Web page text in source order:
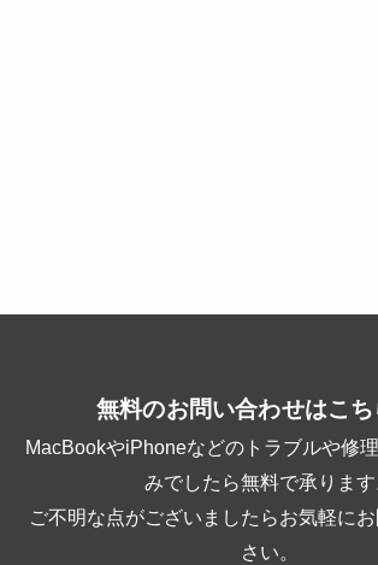
無料のお問い合わせはこち
MacBookやiPhoneなどのトラブルや修
みでしたら無料で承ります
ご不明な点がございましたらお気軽に
さい。